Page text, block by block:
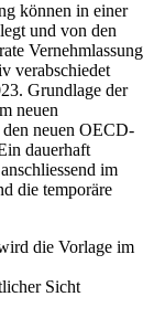
können in einer
und von den
Vernehmlassung
verabschiedet
Grundlage der
neuen
neuen OECD-
dauerhaft
im
die temporäre
die Vorlage im
Sicht